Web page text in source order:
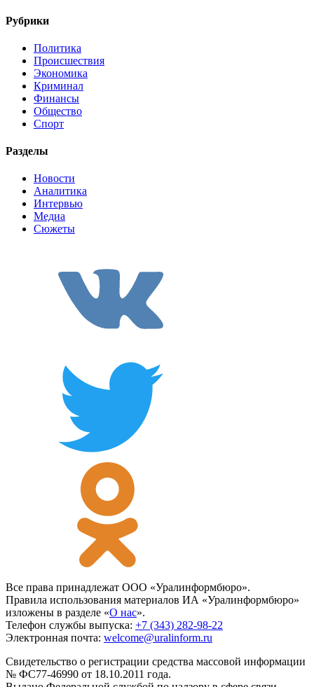
Рубрики
Политика
Происшествия
Экономика
Криминал
Финансы
Общество
Спорт
Разделы
Новости
Аналитика
Интервью
Медиа
Сюжеты
Все права принадлежат ООО «Уралинформбюро».
Правила использования материалов ИА «Уралинформбюро»
изложены в разделе «О нас».
Телефон службы выпуска: +7 (343) 282-98-22
Электронная почта: welcome@uralinform.ru
Свидетельство о регистрации средства массовой информации
№ ФС77-46990 от 18.10.2011 года.